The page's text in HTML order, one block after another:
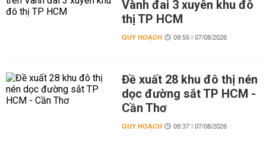
Vành đai 3 xuyên khu đô
thị TP HCM
QUY HOẠCH 09:55 | 07/08/2026
Đề xuất 28 khu đô thị nén
dọc đường sắt TP HCM -
Cần Thơ
QUY HOẠCH 09:37 | 07/08/2026